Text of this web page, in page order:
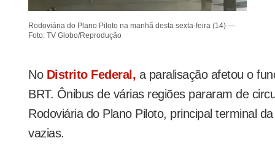
Rodoviária do Plano Piloto na manhã desta sexta-feira (14) —
Foto: TV Globo/Reprodução
No Distrito Federal, a paralisação afetou o
BRT. Ônibus de várias regiões pararam de
Rodoviária do Plano Piloto, principal terminal
vazias.